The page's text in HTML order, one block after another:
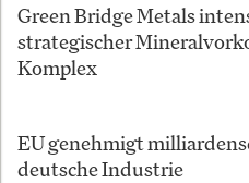
Green Bridge Metals
strategischer
Komplex
EU genehmigt
deutsche Industrie